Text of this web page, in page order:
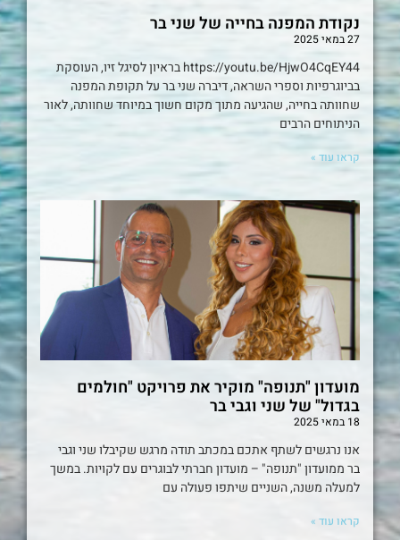
נקודת המפנה בחייה של שני בר
27 במאי 2025
https://youtu.be/HjwO4CqEY44 בראיון לסיגל זיו, העוסקת
בביוגרפיות וספרי השראה, דיברה שני בר על תקופת המפנה
שחוותה בחייה, שהגיעה מתוך מקום חשוך במיוחד שחוותה, לאור
הניתוחים הרבים
קראו עוד »
מועדון "תנופה" מוקיר את פרויקט "חולמים
בגדול" של שני וגבי בר
18 במאי 2025
אנו נרגשים לשתף אתכם במכתב תודה מרגש שקיבלו שני וגבי
בר ממועדון "תנופה" – מועדון חברתי לבוגרים עם לקויות. במשך
למעלה משנה, השניים שיתפו פעולה עם
קראו עוד »